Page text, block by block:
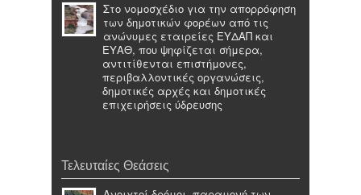
Στο νομοσχέδιο για την απορρόφηση
των δημοτικών φορέων από τις
ανώνυμες εταιρείες ΕΥΔΑΠ και
ΕΥΑΘ, που ψηφίζεται σήμερα,
αντιτίθενται επιστήμονες,
περιβαλλοντικές οργανώσεις,
δημοτικές αρχές και δημοτικές
επιχειρήσεις ύδρευσης
Τελευταίες Θεάσεις